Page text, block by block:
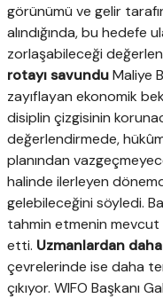
görünümü ve gelir
alındığında, bu hedefe
zorlaşabileceği
rotayı savunduMaliye
zayıflayan ekonomik
disiplin çizgisinin
değerlendirmede,
planından
halinde ilerleyen
gelebileceğini söyledi.
tahmin etmenin mevcut
etti. Uzmanlardan
çevrelerinde ise daha
çıkıyor. WIFO Başkanı